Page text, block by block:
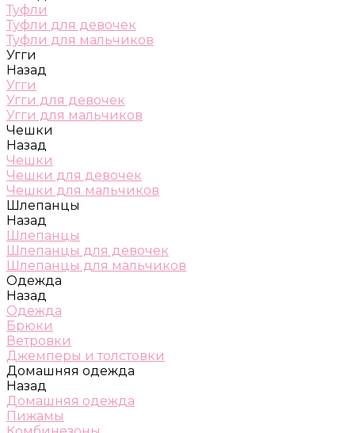
Туфли
Туфли для девочек
Туфли для мальчиков
Угги
Назад
Угги
Угги для девочек
Угги для мальчиков
Чешки
Назад
Чешки
Чешки для девочек
Чешки для мальчиков
Шлепанцы
Назад
Шлепанцы
Шлепанцы для девочек
Шлепанцы для мальчиков
Одежда
Назад
Одежда
Брюки
Ветровки
Джемперы и толстовки
Домашняя одежда
Назад
Домашняя одежда
Пижамы